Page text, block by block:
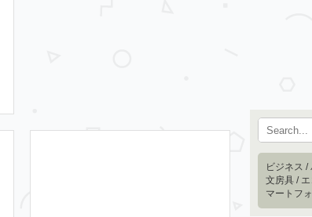
ビジネス /
文房具 / エ
マートフ